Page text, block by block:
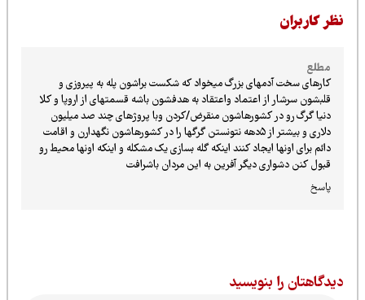
کاربران
کارهای سخت آدمهای بزرگ میخواد که شکست براشون پله به پیروزی و
قلبشون سرشار از اعتماد واعتقاد به هدفشون باشه قسمتهای از اروپا و کلا
دنیا گرگ رو در کشورهاشون منقرض/کردن وبا پروژهای چند صد میلیون
دلاری و بیشتر از ۵دهه نتونستن گرگها را در کشورهاشون نگهدارن و اقامت
دائم برای اونها ایجاد کنند اینکه گله بسازی یک مشکله و اینکه اونها محیط رو
قبول کنن دشواری دیگر آفرین به این مردان باشرافت
را بنویسید